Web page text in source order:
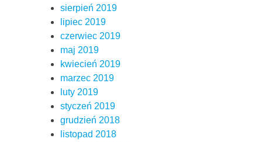
sierpień 2019
lipiec 2019
czerwiec 2019
maj 2019
kwiecień 2019
marzec 2019
luty 2019
styczeń 2019
grudzień 2018
listopad 2018